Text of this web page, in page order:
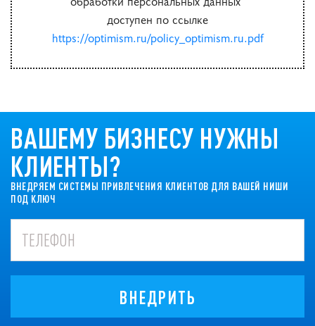
доступен по ссылке
https://optimism.ru/policy_optimism.ru.pdf
ВАШЕМУ БИЗНЕСУ НУЖНЫ
КЛИЕНТЫ?
ВНЕДРЯЕМ СИСТЕМЫ ПРИВЛЕЧЕНИЯ КЛИЕНТОВ ДЛЯ ВАШЕЙ НИШИ
ПОД КЛЮЧ
ВНЕДРИТЬ